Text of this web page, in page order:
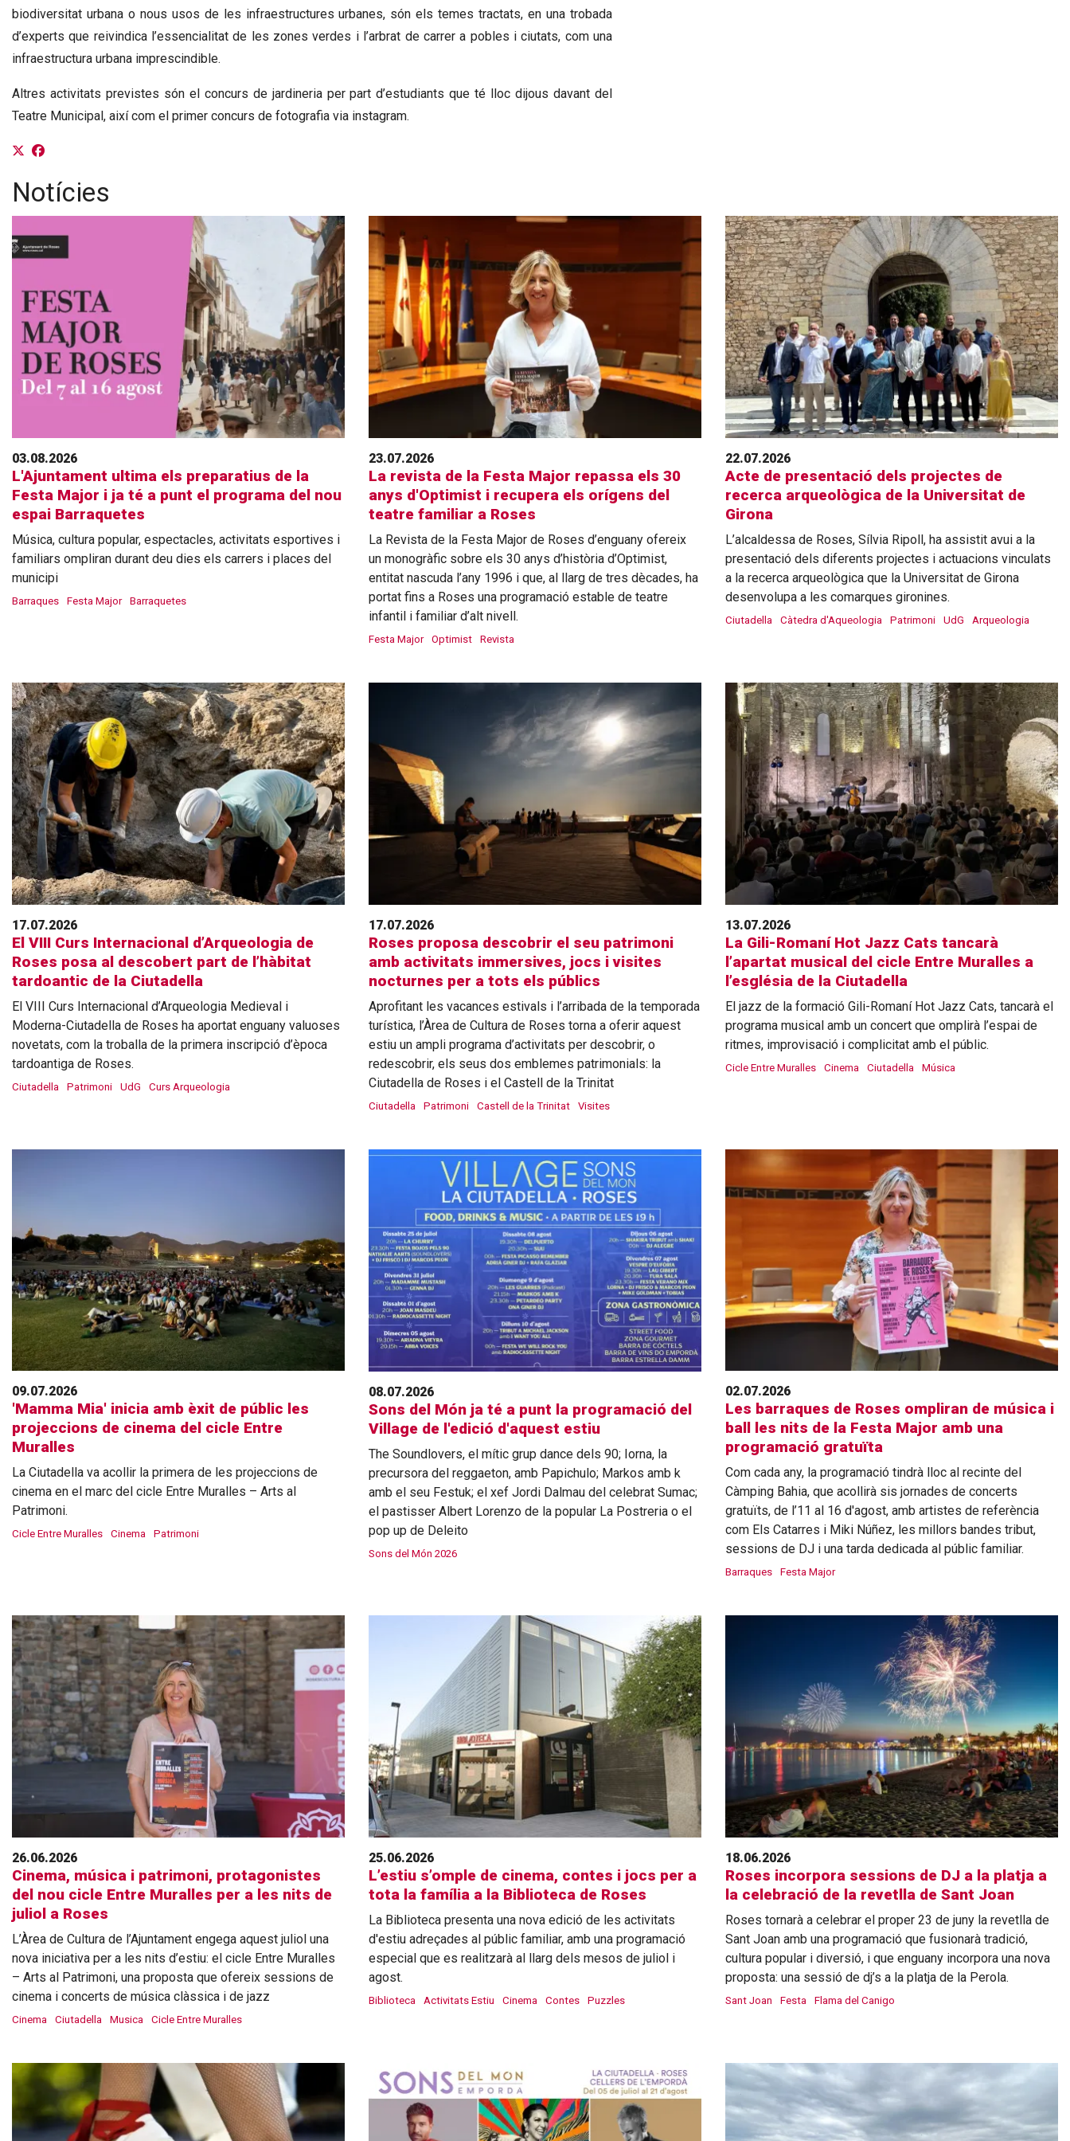
biodiversitat urbana o nous usos de les infraestructures urbanes, són els temes tractats, en una trobada
d’experts que reivindica l’essencialitat de les zones verdes i l’arbrat de carrer a pobles i ciutats, com una
infraestructura urbana imprescindible.
Altres activitats previstes són el concurs de jardineria per part d’estudiants que té lloc dijous davant del
Teatre Municipal, així com el primer concurs de fotografia via instagram.
Notícies
03.08.2026
L'Ajuntament ultima els preparatius de la
Festa Major i ja té a punt el programa del nou
espai Barraquetes
Música, cultura popular, espectacles, activitats esportives i
familiars ompliran durant deu dies els carrers i places del
municipi
Barraques Festa Major Barraquetes
23.07.2026
La revista de la Festa Major repassa els 30
anys d'Optimist i recupera els orígens del
teatre familiar a Roses
La Revista de la Festa Major de Roses d’enguany ofereix
un monogràfic sobre els 30 anys d’història d’Optimist,
entitat nascuda l’any 1996 i que, al llarg de tres dècades, ha
portat fins a Roses una programació estable de teatre
infantil i familiar d’alt nivell.
Festa Major Optimist Revista
22.07.2026
Acte de presentació dels projectes de
recerca arqueològica de la Universitat de
Girona
L’alcaldessa de Roses, Sílvia Ripoll, ha assistit avui a la
presentació dels diferents projectes i actuacions vinculats
a la recerca arqueològica que la Universitat de Girona
desenvolupa a les comarques gironines.
Ciutadella Càtedra d'Aqueologia Patrimoni UdG Arqueologia
17.07.2026
El VIII Curs Internacional d’Arqueologia de
Roses posa al descobert part de l’hàbitat
tardoantic de la Ciutadella
El VIII Curs Internacional d’Arqueologia Medieval i
Moderna-Ciutadella de Roses ha aportat enguany valuoses
novetats, com la troballa de la primera inscripció d’època
tardoantiga de Roses.
Ciutadella Patrimoni UdG Curs Arqueologia
17.07.2026
Roses proposa descobrir el seu patrimoni
amb activitats immersives, jocs i visites
nocturnes per a tots els públics
Aprofitant les vacances estivals i l’arribada de la temporada
turística, l’Àrea de Cultura de Roses torna a oferir aquest
estiu un ampli programa d’activitats per descobrir, o
redescobrir, els seus dos emblemes patrimonials: la
Ciutadella de Roses i el Castell de la Trinitat
Ciutadella Patrimoni Castell de la Trinitat Visites
13.07.2026
La Gili-Romaní Hot Jazz Cats tancarà
l’apartat musical del cicle Entre Muralles a
l’església de la Ciutadella
El jazz de la formació Gili-Romaní Hot Jazz Cats, tancarà el
programa musical amb un concert que omplirà l’espai de
ritmes, improvisació i complicitat amb el públic.
Cicle Entre Muralles Cinema Ciutadella Música
09.07.2026
'Mamma Mia' inicia amb èxit de públic les
projeccions de cinema del cicle Entre
Muralles
La Ciutadella va acollir la primera de les projeccions de
cinema en el marc del cicle Entre Muralles – Arts al
Patrimoni.
Cicle Entre Muralles Cinema Patrimoni
08.07.2026
Sons del Món ja té a punt la programació del
Village de l'edició d'aquest estiu
The Soundlovers, el mític grup dance dels 90; Iorna, la
precursora del reggaeton, amb Papichulo; Markos amb k
amb el seu Festuk; el xef Jordi Dalmau del celebrat Sumac;
el pastisser Albert Lorenzo de la popular La Postreria o el
pop up de Deleito
Sons del Món 2026
02.07.2026
Les barraques de Roses ompliran de música i
ball les nits de la Festa Major amb una
programació gratuïta
Com cada any, la programació tindrà lloc al recinte del
Càmping Bahia, que acollirà sis jornades de concerts
gratuïts, de l’11 al 16 d'agost, amb artistes de referència
com Els Catarres i Miki Núñez, les millors bandes tribut,
sessions de DJ i una tarda dedicada al públic familiar.
Barraques Festa Major
26.06.2026
Cinema, música i patrimoni, protagonistes
del nou cicle Entre Muralles per a les nits de
juliol a Roses
L’Àrea de Cultura de l’Ajuntament engega aquest juliol una
nova iniciativa per a les nits d’estiu: el cicle Entre Muralles
– Arts al Patrimoni, una proposta que ofereix sessions de
cinema i concerts de música clàssica i de jazz
Cinema Ciutadella Musica Cicle Entre Muralles
25.06.2026
L’estiu s’omple de cinema, contes i jocs per a
tota la família a la Biblioteca de Roses
La Biblioteca presenta una nova edició de les activitats
d'estiu adreçades al públic familiar, amb una programació
especial que es realitzarà al llarg dels mesos de juliol i
agost.
Biblioteca Activitats Estiu Cinema Contes Puzzles
18.06.2026
Roses incorpora sessions de DJ a la platja a
la celebració de la revetlla de Sant Joan
Roses tornarà a celebrar el proper 23 de juny la revetlla de
Sant Joan amb una programació que fusionarà tradició,
cultura popular i diversió, i que enguany incorpora una nova
proposta: una sessió de dj’s a la platja de la Perola.
Sant Joan Festa Flama del Canigo